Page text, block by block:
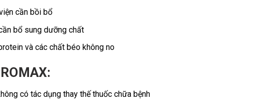
cần bồi bổ
bổ sung dưỡng chất
và các chất béo không no
có tác dụng thay thế thuốc chữa bệnh